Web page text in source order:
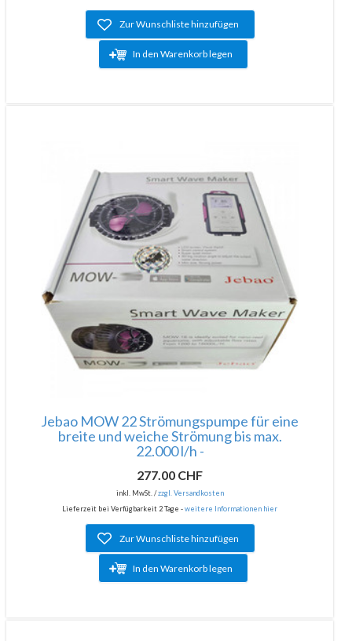
Zur Wunschliste hinzufügen
In den Warenkorb legen
Jebao MOW 22 Strömungspumpe für eine
breite und weiche Strömung bis max.
22.000 l/h -
277.00 CHF
inkl. MwSt. /zzgl. Versandkosten
Lieferzeit bei Verfügbarkeit 2 Tage -weitere Informationen hier
Zur Wunschliste hinzufügen
In den Warenkorb legen